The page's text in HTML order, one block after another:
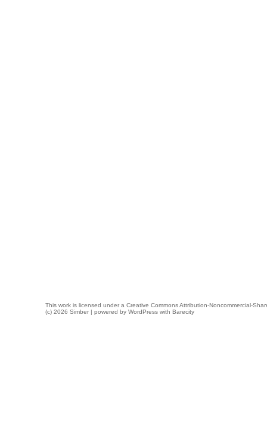
This work is licensed under a Creative Commons Attribution-Noncommercial-
(c) 2026 Simber | powered by WordPress with Barecity